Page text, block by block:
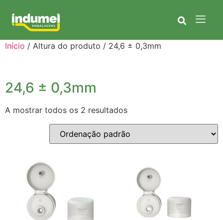
Início / Altura do produto / 24,6 ± 0,3mm
24,6 ± 0,3mm
A mostrar todos os 2 resultados